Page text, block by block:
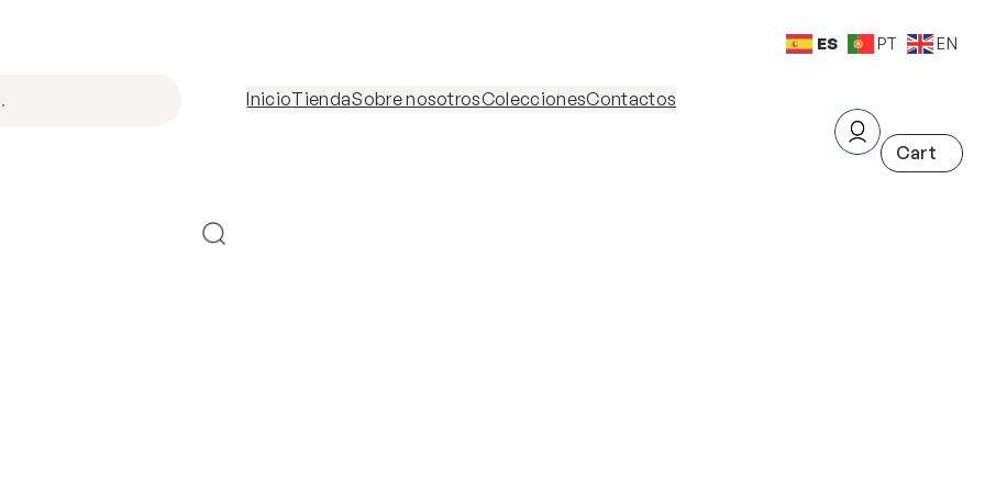
InicioTiendaSobre nosotrosColeccionesContactos
ES PT EN